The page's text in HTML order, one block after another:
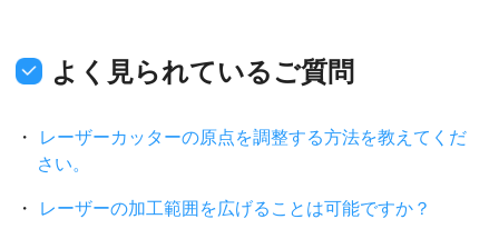
よく見られているご質問
レーザーカッターの原点を調整する方法を教えてくだ
さい。
レーザーの加工範囲を広げることは可能ですか？